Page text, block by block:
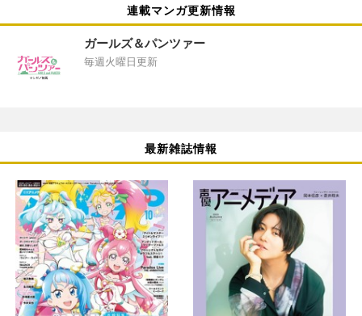
連載マンガ更新情報
ガールズ＆パンツァー
毎週火曜日更新
最新雑誌情報